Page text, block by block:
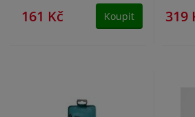
161 Kč Koupit 319